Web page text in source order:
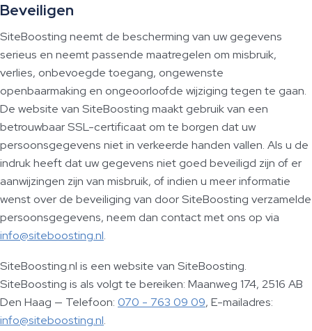
Beveiligen
SiteBoosting neemt de bescherming van uw gegevens
serieus en neemt passende maatregelen om misbruik,
verlies, onbevoegde toegang, ongewenste
openbaarmaking en ongeoorloofde wijziging tegen te gaan.
De website van SiteBoosting maakt gebruik van een
betrouwbaar SSL-certificaat om te borgen dat uw
persoonsgegevens niet in verkeerde handen vallen. Als u de
indruk heeft dat uw gegevens niet goed beveiligd zijn of er
aanwijzingen zijn van misbruik, of indien u meer informatie
wenst over de beveiliging van door SiteBoosting verzamelde
persoonsgegevens, neem dan contact met ons op via
info@siteboosting.nl.
SiteBoosting.nl is een website van SiteBoosting.
SiteBoosting is als volgt te bereiken: Maanweg 174, 2516 AB
Den Haag — Telefoon: 070 - 763 09 09, E-mailadres:
info@siteboosting.nl.